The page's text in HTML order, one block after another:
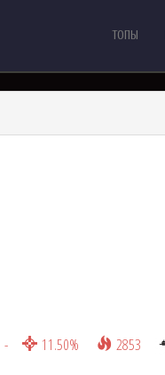
ТОПЫ
ТОПЫ
- 11.50% 2853